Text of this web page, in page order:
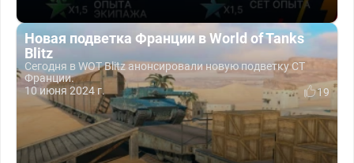
Новая подветка Франции в World of Tanks
Blitz
Сегодня в WOT Blitz анонсировали новую подветку СТ
Франции.
10 июня 2024 г.
19